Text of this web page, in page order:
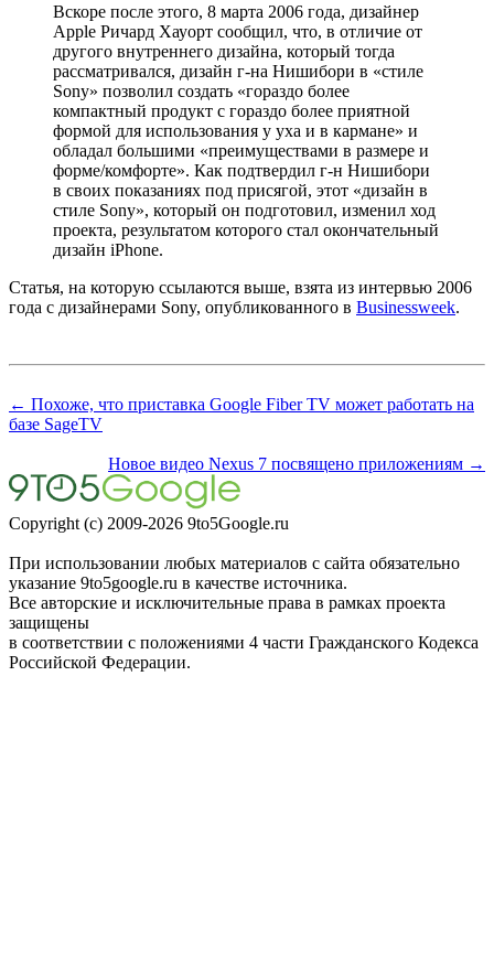
Вскоре после этого, 8 марта 2006 года, дизайнер
Apple Ричард Хауорт сообщил, что, в отличие от
другого внутреннего дизайна, который тогда
рассматривался, дизайн г-на Нишибори в «стиле
Sony» позволил создать «гораздо более
компактный продукт с гораздо более приятной
формой для использования у уха и в кармане» и
обладал большими «преимуществами в размере и
форме/комфорте». Как подтвердил г-н Нишибори
в своих показаниях под присягой, этот «дизайн в
стиле Sony», который он подготовил, изменил ход
проекта, результатом которого стал окончательный
дизайн iPhone.
Статья, на которую ссылаются выше, взята из интервью 2006
года с дизайнерами Sony, опубликованного в Businessweek.
← Похоже, что приставка Google Fiber TV может работать на
базе SageTV
Новое видео Nexus 7 посвящено приложениям →
Copyright (c) 2009-2026 9to5Google.ru
При использовании любых материалов с сайта обязательно
указание 9to5google.ru в качестве источника.
Все авторские и исключительные права в рамках проекта
защищены
в соответствии с положениями 4 части Гражданского Кодекса
Российской Федерации.